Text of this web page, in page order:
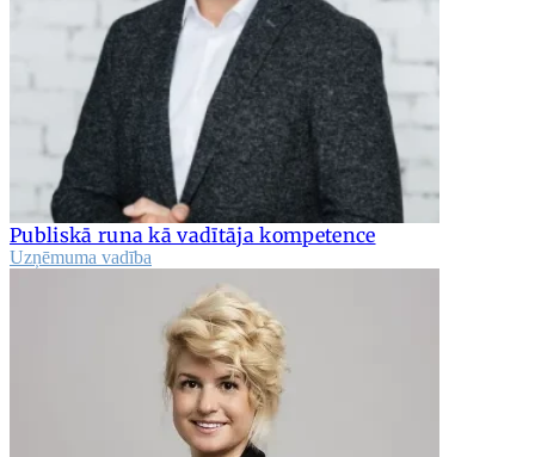
Publiskā runa kā vadītāja kompetence
Uzņēmuma vadība